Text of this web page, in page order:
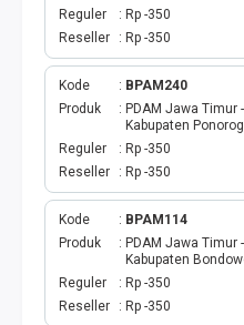
H2H IDPLGN
H2H 2
UANG ELEKTRONIK BEBAS
LINKQU CASH OUT
EWALLET BEBAS NOMINAL
Reguler
Rp -350
Reseller
Rp -350
Kode
BPAM240
Produk
PDAM Jawa Timur
Kabupaten
Reguler
Rp -350
Reseller
Rp -350
Kode
BPAM114
Produk
PDAM Jawa Timur
Kabupaten
Reguler
Rp -350
Reseller
Rp -350